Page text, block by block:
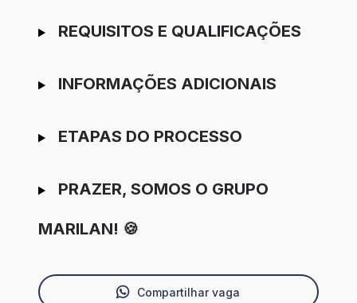
REQUISITOS E QUALIFICAÇÕES
INFORMAÇÕES ADICIONAIS
ETAPAS DO PROCESSO
PRAZER, SOMOS O GRUPO
MARILAN! 🍪
Compartilhar vaga